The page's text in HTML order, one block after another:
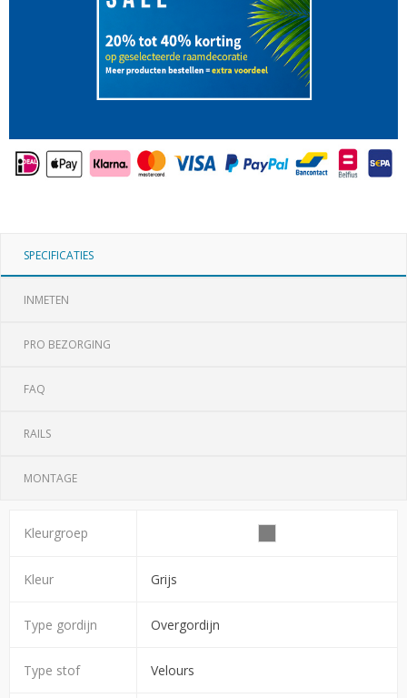
SPECIFICATIES
INMETEN
PRO BEZORGING
FAQ
RAILS
MONTAGE
Kleurgroep
Kleur Grijs
Type gordijn Overgordijn
Type stof Velours